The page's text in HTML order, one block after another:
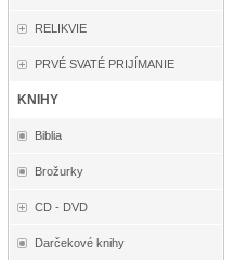
RELIKVIE
PRVÉ SVATÉ PRIJÍMANIE
KNIHY
Biblia
Brožurky
CD - DVD
Darčekové knihy